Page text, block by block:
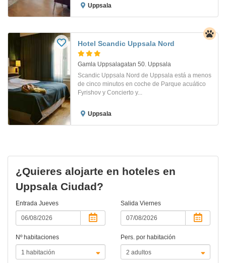
Uppsala
Hotel Scandic Uppsala Nord
Gamla Uppsalagatan 50. Uppsala
Scandic Uppsala Nord de Uppsala está a menos
de cinco minutos en coche de Parque acuático
Fyrishov y Concierto y...
Uppsala
¿Quieres alojarte en hoteles en
Uppsala Ciudad?
Entrada Jueves Salida Viernes
Nº habitaciones Pers. por habitación